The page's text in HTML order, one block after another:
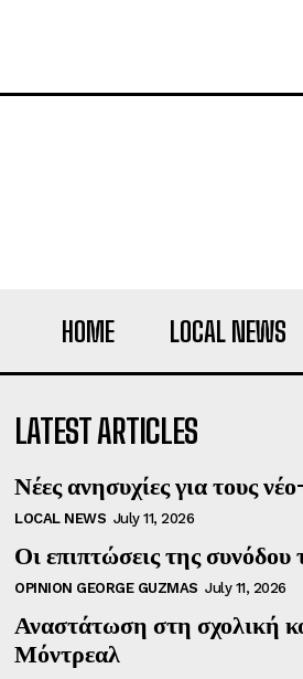
HOME LOCAL NEWS
LATEST ARTICLES
Νέες ανησυχίες για τους
LOCAL NEWS July 11, 2026
Οι επιπτώσεις της
OPINION GEORGE GUZMAS July 11, 2026
Αναστάτωση στη σχολική
Μόντρεαλ